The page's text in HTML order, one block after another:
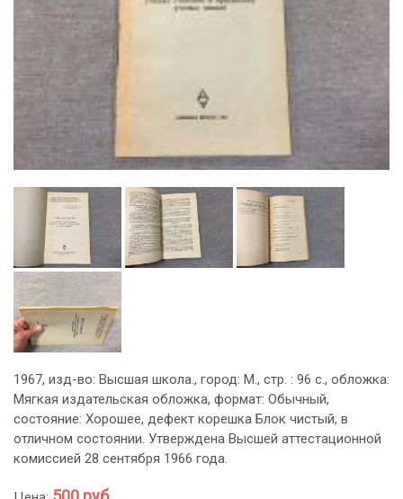
1967, изд-во: Высшая школа., город: М., стр. : 96 с., обложка:
Мягкая издательская обложка, формат: Обычный,
состояние: Хорошее, дефект корешка Блок чистый, в
отличном состоянии. Утверждена Высшей аттестационной
комиссией 28 сентября 1966 года.